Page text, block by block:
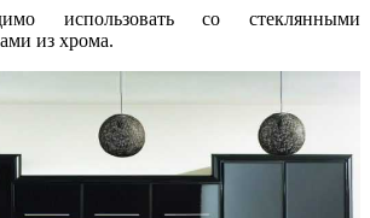
использовать со стеклянными
из хрома.